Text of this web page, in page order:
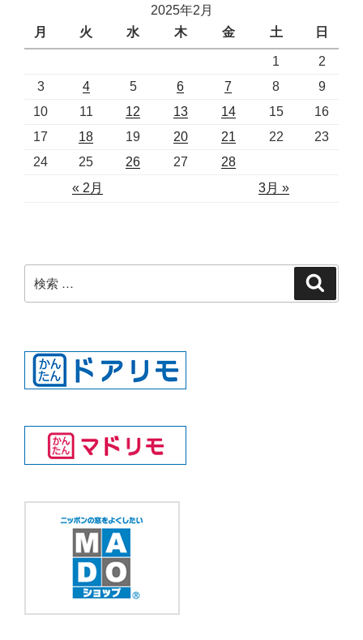
2025年2月
月
火 水 木 金 土 日
« 2月 3月 »
1
2
3
4 5 6 7 8
9
10
11 12 13 14 15
16
17
18 19 20 21 22
23
24
25 26 27 28
索: